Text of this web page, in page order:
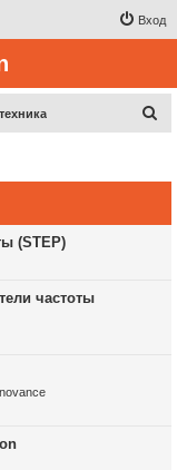
Вход
(STEP)
частоты